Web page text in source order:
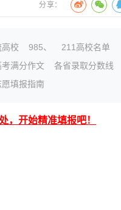
分享：
高校 985、
211高校名单
考满分作文
各省录取分数线
愿填报指南
，开始精准填报吧！